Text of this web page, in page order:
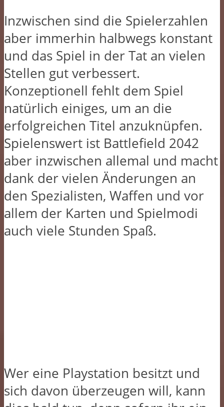
Inzwischen sind die Spielerzahlen
aber immerhin halbwegs konstant
und das Spiel in der Tat an vielen
Stellen gut verbessert.
Konzeptionell fehlt dem Spiel
natürlich einiges, um an die
erfolgreichen Titel anzuknüpfen.
Spielenswert ist Battlefield 2042
aber inzwischen allemal und macht
dank der vielen Änderungen an
den Spezialisten, Waffen und vor
allem der Karten und Spielmodi
auch viele Stunden Spaß.
Wer eine Playstation besitzt und
sich davon überzeugen will, kann